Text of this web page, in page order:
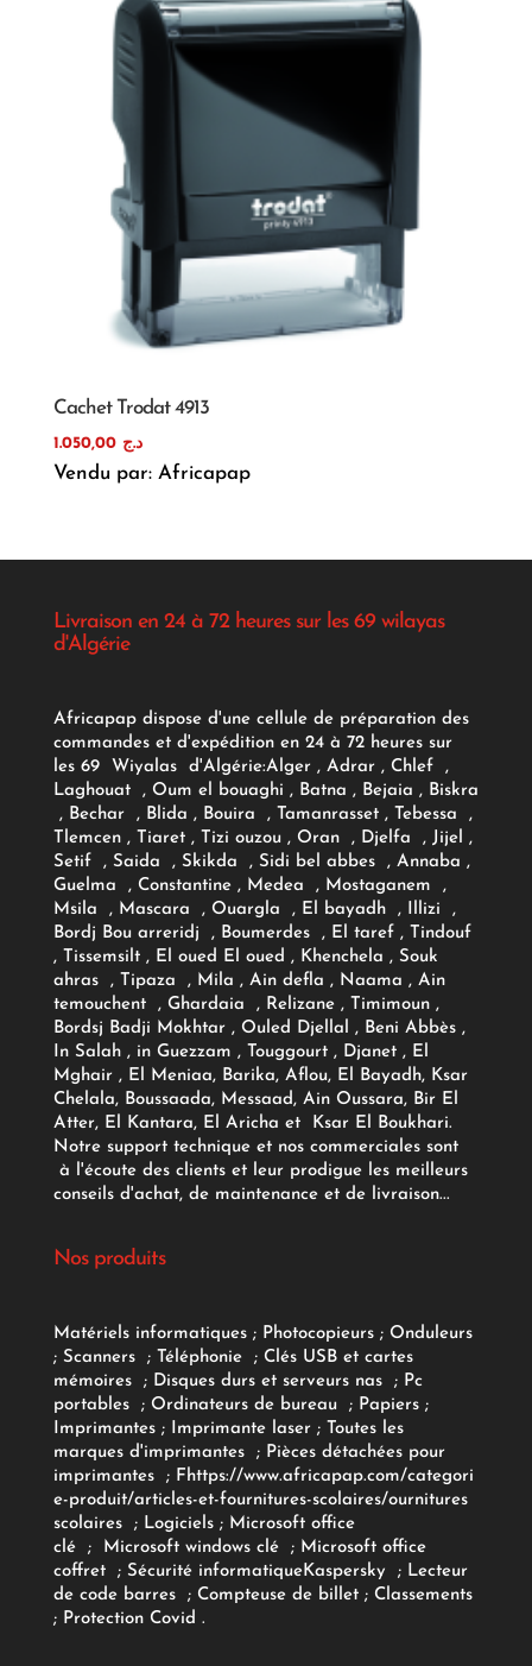
Cachet Trodat 4913
د.ج 1.050,00
Vendu par: Africapap
Livraison en 24 à 72 heures sur les 69 wilayas
d'Algérie
Africapap dispose d'une cellule de préparation des
commandes et d'expédition en 24 à 72 heures sur
les 69 Wiyalas d'Algérie:Alger , Adrar, Chlef ,
Laghouat , Oum el bouaghi , Batna , Bejaia , Biskra
, Bechar , Blida , Bouira , Tamanrasset , Tebessa ,
Tlemcen , Tiaret , Tizi ouzou , Oran , Djelfa , Jijel ,
Setif , Saida , Skikda , Sidi bel abbes , Annaba ,
Guelma , Constantine , Medea , Mostaganem ,
Msila , Mascara , Ouargla , El bayadh , Illizi ,
Bordj Bou arreridj , Boumerdes , El taref , Tindouf
, Tissemsilt , El oued El oued , Khenchela , Souk
ahras , Tipaza , Mila , Ain defla , Naama , Ain
temouchent , Ghardaia , Relizane , Timimoun ,
Bordsj Badji Mokhtar , Ouled Djellal , Beni Abbès ,
In Salah , in Guezzam , Touggourt , Djanet , El
Mghair , El Meniaa, Barika, Aflou, El Bayadh, Ksar
Chelala, Boussaada, Messaad, Ain Oussara, Bir El
Atter, El Kantara, El Aricha et Ksar El Boukhari.
Notre support technique et nos commerciales sont
à l'écoute des clients et leur prodigue les meilleurs
conseils d'achat, de maintenance et de livraison...
Nos produits
Matériels informatiques; Photocopieurs; Onduleurs
; Scanners ; Téléphonie ; Clés USB et cartes
mémoires
; Disques durs et serveurs nas ; Pc
portables
; Ordinateurs de bureau ; Papiers;
Imprimantes;Imprimante laser;
Toutes les
marques d'imprimantes
; Pièces détachées pour
imprimantes
; F https://www.africapap.com/categori
e-produit/articles-et-fournitures-scolaires/ournitures
scolaires; Logiciels ; Microsoft office
clé
; Microsoft windows clé; Microsoft office
coffret ; Sécurité informatiqueKaspersky ; Lecteur
de code barres
; Compteuse de billet; Classements
; Protection Covid .